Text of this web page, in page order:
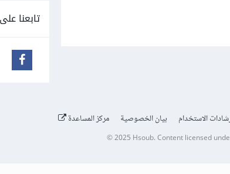
تابعنا على
الاستخدام بيان الخصوصية مركز المساعدة
© 2025 Hsoub.Content licensed